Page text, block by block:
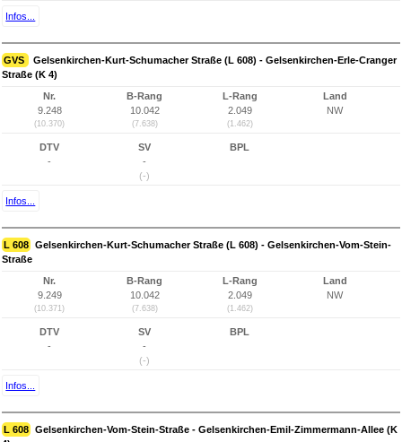
Infos...
GVS
Gelsenkirchen-Kurt-Schumacher Straße (L 608) - Gelsenkirchen-Erle-Cranger
Straße (K 4)
Nr.
9.248
(10.370)
B-Rang
10.042
(7.638)
L-Rang
2.049
(1.462)
Land
NW
DTV
-
SV
-
(-)
BPL
Infos...
L 608 Gelsenkirchen-Kurt-Schumacher Straße (L 608) - Gelsenkirchen-Vom-Stein-
Straße
Nr.
9.249
(10.371)
B-Rang
10.042
(7.638)
L-Rang
2.049
(1.462)
Land
NW
DTV
-
SV
-
(-)
BPL
Infos...
L 608 Gelsenkirchen-Vom-Stein-Straße - Gelsenkirchen-Emil-Zimmermann-Allee (K